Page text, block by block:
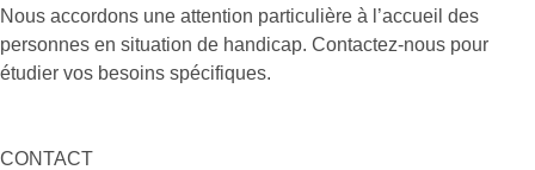
Nous accordons une attention particulière à l’accueil des
personnes en situation de handicap. Contactez-nous pour
étudier vos besoins spécifiques.
CONTACT